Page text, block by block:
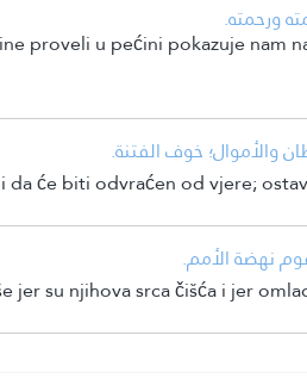
ورحمته.
proveli u pećini pokazuje nam
والأموال؛ خوف الفتنة.
će biti odvraćen od vjere;
نهضة الأمم.
su njihova srca čišća i jer